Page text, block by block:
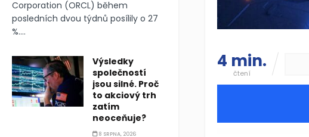
4 min.
čtení
Corporation (ORCL) během
posledních dvou týdnů posílily o 27
%....
Výsledky
společností
jsou silné. Proč
to akciový trh
zatím
neoceňuje?
8 SRPNA, 2026